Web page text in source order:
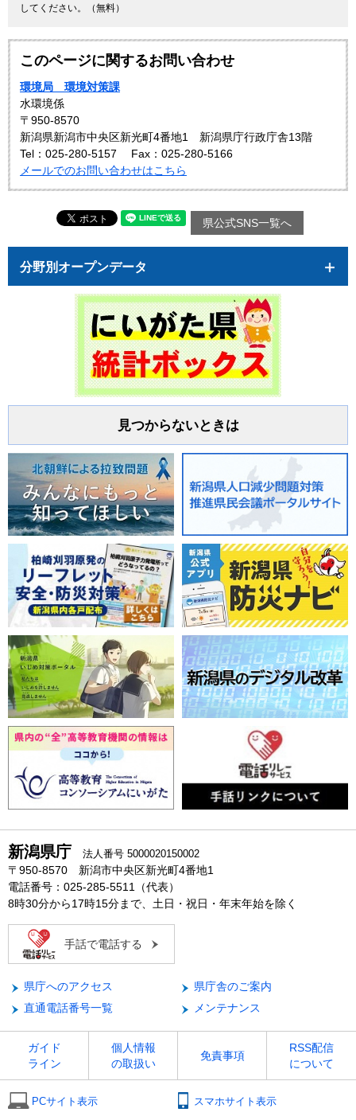
してください。（無料）
このページに関するお問い合わせ
環境局 環境対策課
水環境係
〒950-8570
新潟県新潟市中央区新光町4番地1 新潟県庁行政庁舎13階
Tel：025-280-5157
Fax：025-280-5166
メールでのお問い合わせはこちら
県公式SNS一覧へ
分野別オープンデータ
見つからないときは
新潟県庁 法人番号 5000020150002
〒950-8570 新潟市中央区新光町4番地1
電話番号：025-285-5511（代表）
8時30分から17時15分まで、土日・祝日・年末年始を除く
手話で電話する
県庁へのアクセス
県庁舎のご案内
直通電話番号一覧
メンテナンス
ガイド
ライン
個人情報
の取扱い
免責事項
RSS配信
について
PCサイト表示 スマホサイト表示